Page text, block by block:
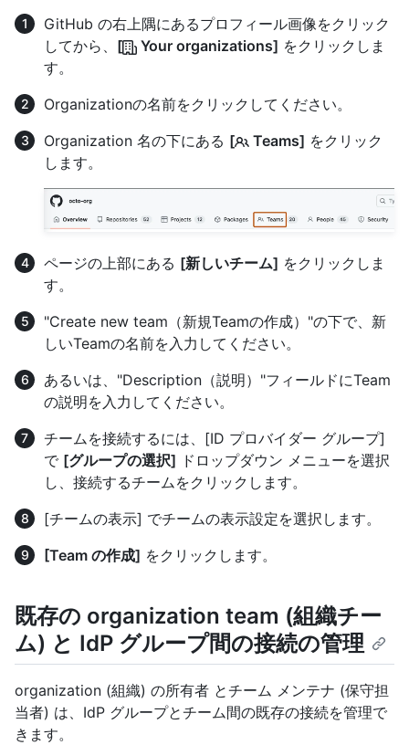
GitHub の右上隅にあるプロフィール画像をクリック
してから、 [ Your organizations] をクリックしま
す。
Organizationの名前をクリックしてください。
Organization 名の下にある [ Teams] をクリック
します。
ページの上部にある [新しいチーム] をクリックしま
す。
"Create new team（新規Teamの作成）"の下で、新
しいTeamの名前を入力してください。
あるいは、"Description（説明）"フィールドにTeam
の説明を入力してください。
チームを接続するには、[ID プロバイダー グループ]
で [グループの選択] ドロップダウン メニューを選択
し、接続するチームをクリックします。
[チームの表示] でチームの表示設定を選択します。
[Team の作成] をクリックします。
既存の organization team (組織チー
ム) と IdP グループ間の接続の管理
organization (組織) の所有者 とチーム メンテナ (保守担
当者) は、IdP グループとチーム間の既存の接続を管理で
きます。